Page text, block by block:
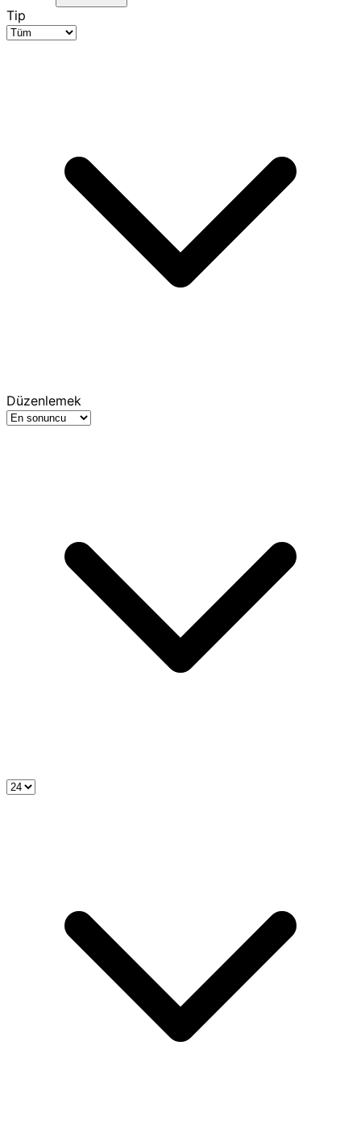
Tip
Düzenlemek